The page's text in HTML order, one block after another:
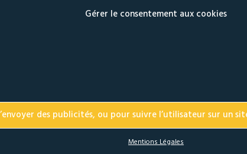
Gérer le consentement aux cookies
des publicités, ou pour suivre l’utilisateur sur un
Mentions Légales
Le principali società di trasporto
La soluzione